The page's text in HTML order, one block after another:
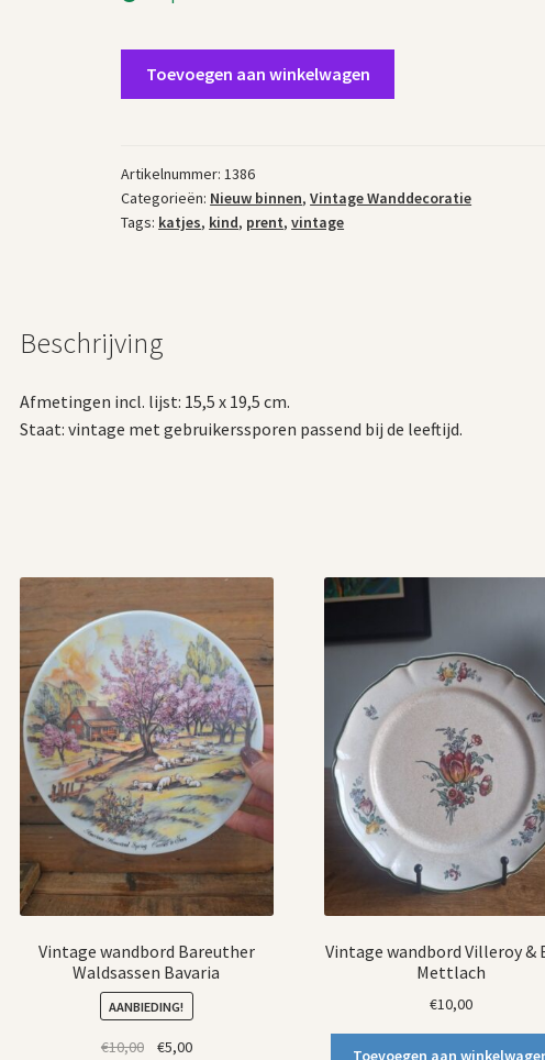
katjes
aantal
Toevoegen aan winkelwagen
Artikelnummer:1386
Categorieën: Nieuw binnen,Vintage Wanddecoratie
Tags: katjes, kind, prent,vintage
Beschrijving
Afmetingen incl. lijst: 15,5 x 19,5 cm.
Staat: vintage met gebruikerssporen passend bij de leeftijd.
Vintage wandbord Bareuther
Waldsassen Bavaria
AANBIEDING!
€10,00
Oorspronkelijke
€5,00Huidige
Vintage wandbord Villeroy &
Mettlach
€10,00
Toevoegen aan